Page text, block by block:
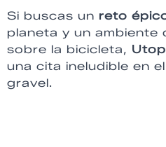
Si buscas un reto
planeta y un ambiente
sobre la bicicleta,
una cita ineludible en
gravel.